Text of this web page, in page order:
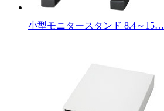
小型モニタースタンド 8.4～15…